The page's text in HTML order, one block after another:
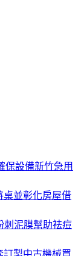
保設備新竹急用
桌並彰化房屋借
刺泥膜幫助祛痘